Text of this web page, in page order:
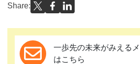
Share:
一歩先の未来がみえる
はこちら